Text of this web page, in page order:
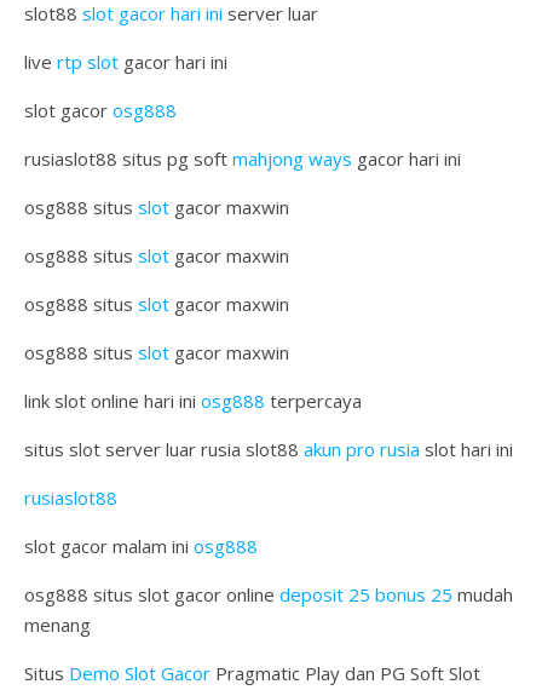
slot88 slot gacor hari ini server luar
live rtp slot gacor hari ini
slot gacor osg888
rusiaslot88 situs pg soft mahjong ways gacor hari ini
osg888 situs slot gacor maxwin
osg888 situs slot gacor maxwin
osg888 situs slot gacor maxwin
osg888 situs slot gacor maxwin
link slot online hari ini osg888 terpercaya
situs slot server luar rusia slot88 akun pro rusia slot hari ini
rusiaslot88
slot gacor malam ini osg888
osg888 situs slot gacor online deposit 25 bonus 25 mudah
menang
Situs Demo Slot Gacor Pragmatic Play dan PG Soft Slot